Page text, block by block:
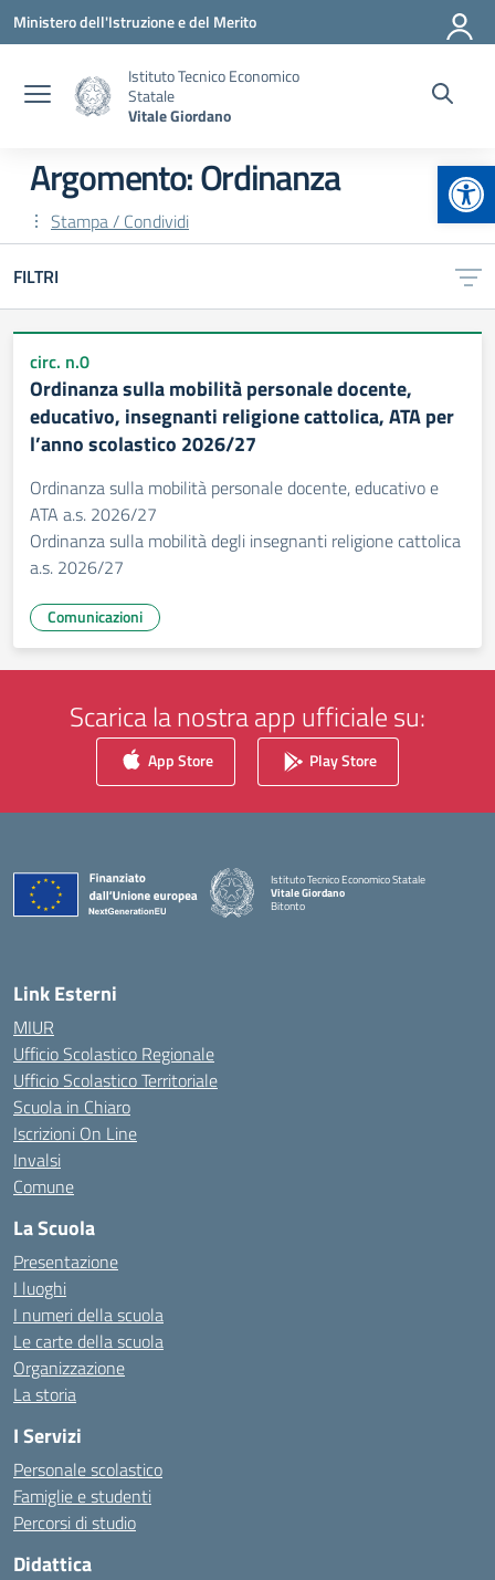
Vai ai contenuti
Vai al menu di navigazione
Vai al footer
Ministero dell'Istruzione e del Merito
Istituto Tecnico Economico
Statale
Vitale Giordano
Argomento: Ordinanza
Stampa / Condividi
FILTRI
circ. n.0
Ordinanza sulla mobilità personale docente,
educativo, insegnanti religione cattolica, ATA per
l’anno scolastico 2026/27
Ordinanza sulla mobilità personale docente, educativo e
ATA a.s. 2026/27
Ordinanza sulla mobilità degli insegnanti religione cattolica
a.s. 2026/27
Comunicazioni
Scarica la nostra app ufficiale su:
App Store Play Store
Istituto Tecnico Economico Statale
Vitale Giordano
Bitonto
Link Esterni
MIUR
Ufficio Scolastico Regionale
Ufficio Scolastico Territoriale
Scuola in Chiaro
Iscrizioni On Line
Invalsi
Comune
La Scuola
Presentazione
I luoghi
I numeri della scuola
Le carte della scuola
Organizzazione
La storia
I Servizi
Personale scolastico
Famiglie e studenti
Percorsi di studio
Didattica